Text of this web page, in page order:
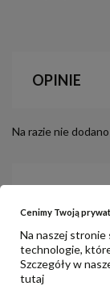
OPINIE
Na razie nie
Cenimy Twoją
Na naszej
technologie,
Szczegóły w
tutaj